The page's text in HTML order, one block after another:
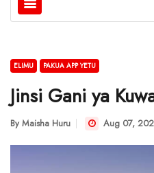
ELIMU PAKUA APP YETU
Jinsi Gani ya
By Maisha Huru Aug 07,